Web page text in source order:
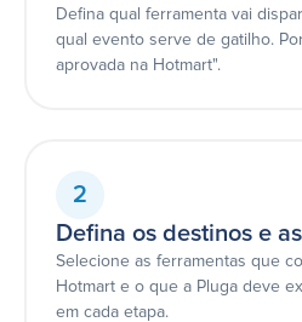
Defina qual ferramenta vai
qual evento serve de gatilho.
aprovada na Hotmart".
2
Defina os destinos e
Selecione as ferramentas que
Hotmart e o que a Pluga deve
em cada etapa.